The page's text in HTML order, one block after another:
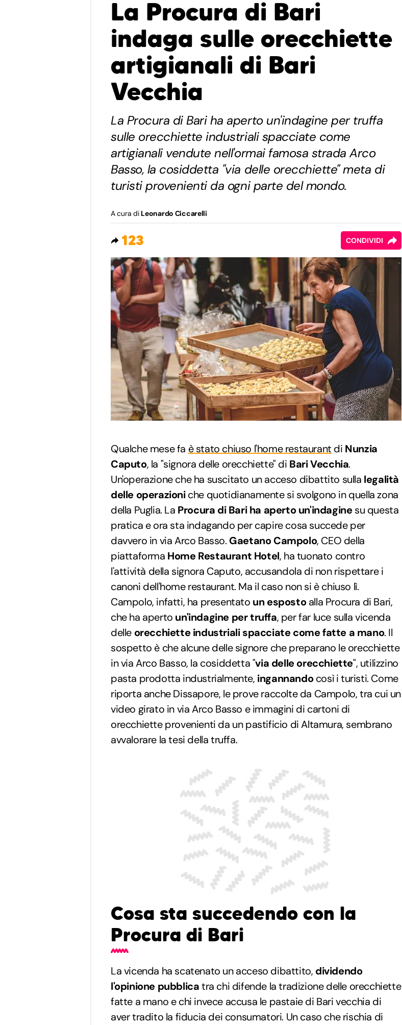
La Procura di Bari
indaga sulle orecchiette
artigianali di Bari
Vecchia
La Procura di Bari ha aperto un'indagine per truffa
sulle orecchiette industriali spacciate come
artigianali vendute nell'ormai famosa strada Arco
Basso, la cosiddetta "via delle orecchiette" meta di
turisti provenienti da ogni parte del mondo.
A cura di Leonardo Ciccarelli
123 CONDIVIDI
Qualche mese fa è stato chiuso l'home restaurant di Nunzia
Caputo, la "signora delle orecchiette" di Bari Vecchia.
Un'operazione che ha suscitato un acceso dibattito sulla legalità
delle operazioniche quotidianamente si svolgono in quella zona
della Puglia. La Procura di Bari ha aperto un'indaginesu questa
pratica e ora sta indagando per capire cosa succede per
davvero in via Arco Basso. Gaetano Campolo, CEO della
piattaforma Home Restaurant Hotel, ha tuonato contro
l'attività della signora Caputo, accusandola di non rispettare i
canoni dell'home restaurant. Ma il caso non si è chiuso lì.
Campolo, infatti, ha presentato un espostoalla Procura di Bari,
che ha aperto un'indagine per truffa, per far luce sulla vicenda
delle orecchiette industriali spacciate come fatte a mano. Il
sospetto è che alcune delle signore che preparano le orecchiette
in via Arco Basso, la cosiddetta "via delle orecchiette", utilizzino
pasta prodotta industrialmente, ingannandocosì i turisti. Come
riporta anche Dissapore, le prove raccolte da Campolo, tra cui un
video girato in via Arco Basso e immagini di cartoni di
orecchiette provenienti da un pastificio di Altamura, sembrano
avvalorare la tesi della truffa.
Cosa sta succedendo con la
Procura di Bari
La vicenda ha scatenato un acceso dibattito, dividendo
l'opinione pubblicatra chi difende la tradizione delle orecchiette
fatte a mano e chi invece accusa le pastaie di Bari vecchia di
aver tradito la fiducia dei consumatori. Un caso che rischia di